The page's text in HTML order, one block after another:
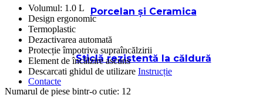
Porcelan și Ceramica
Sticlă rezistentă la căldură
Contacte
Volumul: 1.0 L
Design ergonomic
Termoplastic
Dezactivarea automată
Protecție împotriva supraîncălzirii
Element de încălzire ascuns
Descarcati ghidul de utilizare Instrucție
Numarul de piese bintr-o cutie: 12